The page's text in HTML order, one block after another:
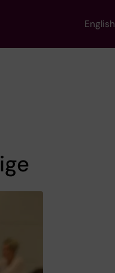
English